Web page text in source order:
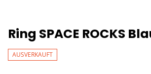
Ring SPACE ROCKS
AUSVERKAUFT